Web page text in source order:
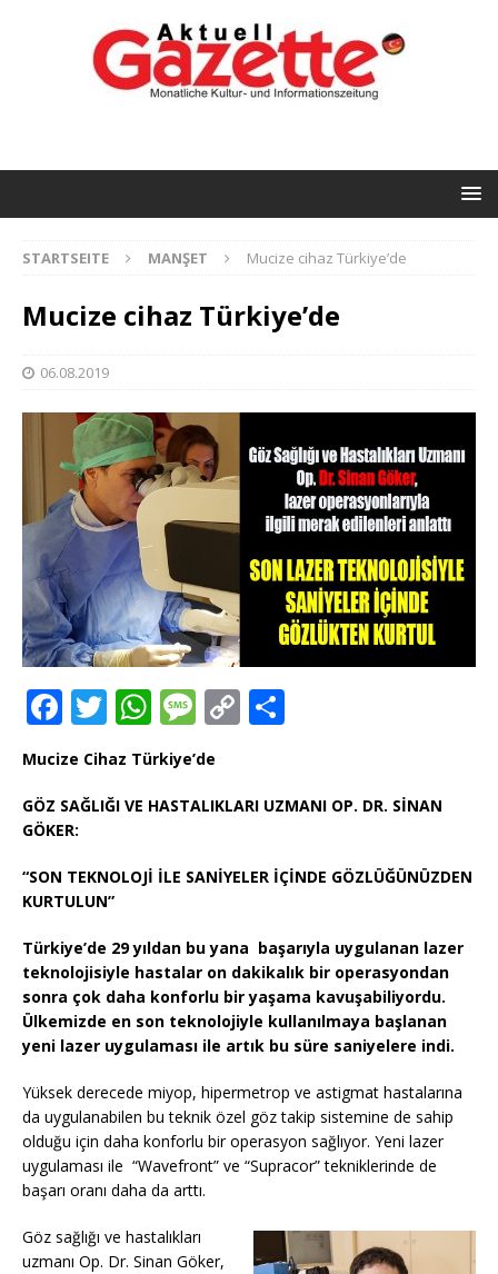
STARTSEITE MANŞET Mucize cihaz Türkiye’de
Mucize cihaz Türkiye’de
06.08.2019
F
c
e
b
o
o
k
T
w
it
te
W
h
at
s
p
M
e
ss
a
e
C
y
n
n
Mucize Cihaz Türkiye’de
GÖZ SAĞLIĞI VE HASTALIKLARI UZMANI OP. DR. SİNAN
GÖKER:
“SON TEKNOLOJİ İLE SANİYELER İÇİNDE GÖZLÜĞÜNÜZDEN
KURTULUN”
Türkiye’de 29 yıldan bu yana başarıyla uygulanan lazer
teknolojisiyle hastalar on dakikalık bir operasyondan
sonra çok daha konforlu bir yaşama kavuşabiliyordu.
Ülkemizde en son teknolojiyle kullanılmaya başlanan
yeni lazer uygulaması ile artık bu süre saniyelere indi.
Yüksek derecede miyop, hipermetrop ve astigmat hastalarına
da uygulanabilen bu teknik özel göz takip sistemine de sahip
olduğu için daha konforlu bir operasyon sağlıyor. Yeni lazer
uygulaması ile “Wavefront” ve “Supracor” tekniklerinde de
başarı oranı daha da arttı.
Göz sağlığı ve hastalıkları
uzmanı Op. Dr. Sinan Göker,